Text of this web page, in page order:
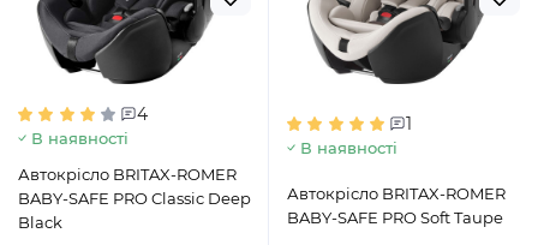
4
В наявності
Автокрісло BRITAX-ROMER
BABY-SAFE PRO Classic Deep
Black
1
В наявності
Автокрісло BRITAX-ROMER
BABY-SAFE PRO Soft Taupe